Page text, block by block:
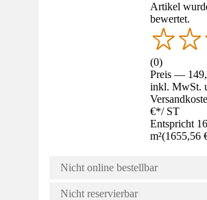
Artikel
bewertet.
(0)
Preis —
inkl. MwSt.
€*/ ST
Entspricht
m²(1655,56
Nicht online bestellbar
Nicht reservierbar